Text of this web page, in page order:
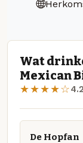
Wat
Mexican
★★★★☆4.2
De Hopfan